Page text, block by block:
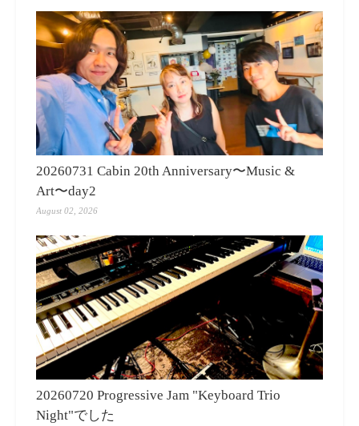
20260731 Cabin 20th Anniversary〜Music &
Art〜day2
August 02, 2026
20260720 Progressive Jam "Keyboard Trio
Night"でした